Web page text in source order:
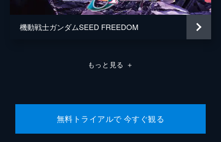
機動戦士ガンダムSEED FREEDOM
もっと見る ＋
無料トライアルで 今すぐ観る